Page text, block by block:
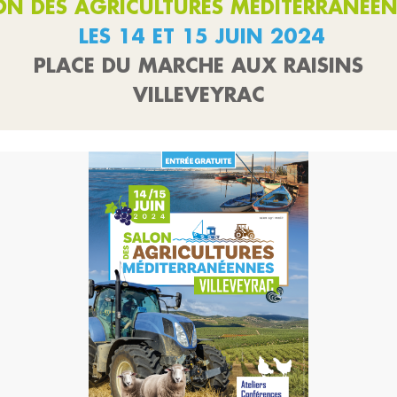
DES AGRICULTURES
LES 14 ET 15 JUIN 2024
PLACE DU MARCHE AUX RAISINS
VILLEVEYRAC